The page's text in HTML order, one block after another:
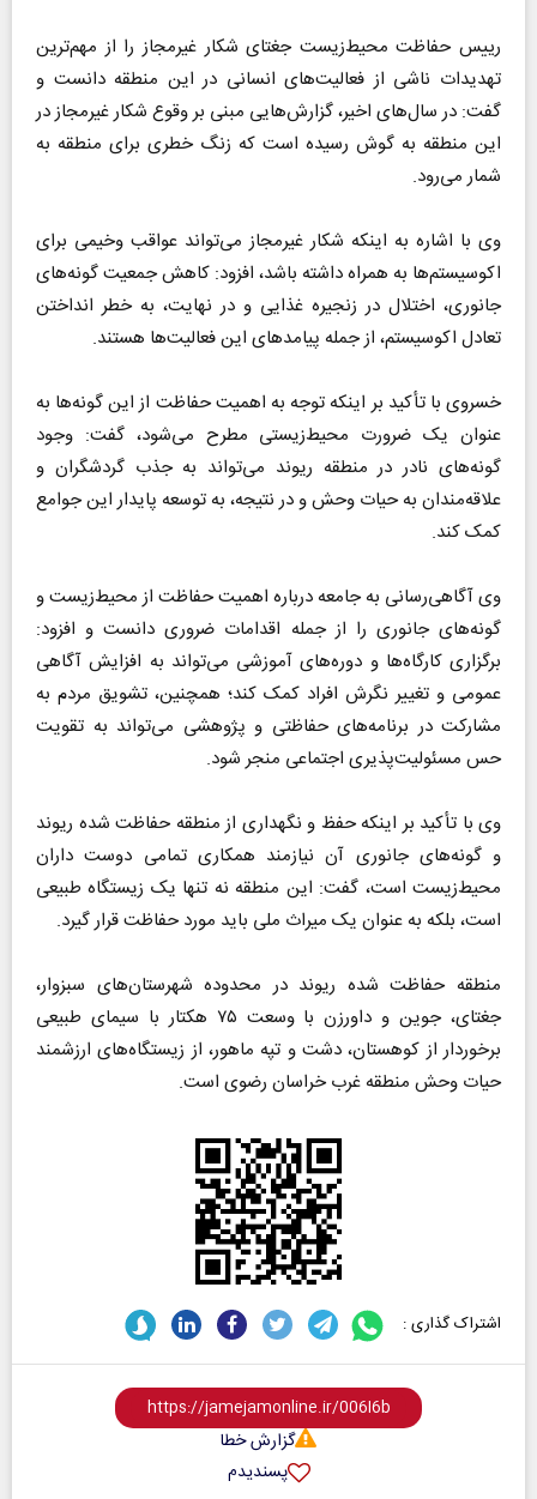
رییس حفاظت محیط‌زیست جغتای شکار غیرمجاز را از مهم‌ترین
تهدیدات ناشی از فعالیت‌های انسانی در این منطقه دانست و
گفت: در سال‌های اخیر، گزارش‌هایی مبنی بر وقوع شکار غیرمجاز در
این منطقه به گوش رسیده است که زنگ خطری برای منطقه به
شمار می‌رود.
وی با اشاره به اینکه شکار غیرمجاز می‌تواند عواقب وخیمی برای
اکوسیستم‌ها به همراه داشته باشد، افزود: کاهش جمعیت گونه‌های
جانوری، اختلال در زنجیره غذایی و در نهایت، به خطر انداختن
تعادل اکوسیستم، از جمله پیامد‌های این فعالیت‌ها هستند.
خسروی با تأکید بر اینکه توجه به اهمیت حفاظت از این گونه‌ها به
عنوان یک ضرورت محیط‌زیستی مطرح می‌شود، گفت: وجود
گونه‌های نادر در منطقه ریوند می‌تواند به جذب گردشگران و
علاقه‌مندان به حیات وحش و در نتیجه، به توسعه پایدار این جوامع
کمک کند.
وی آگاهی‌رسانی به جامعه درباره اهمیت حفاظت از محیط‌زیست و
گونه‌های جانوری را از جمله اقدامات ضروری دانست و افزود:
برگزاری کارگاه‌ها و دوره‌های آموزشی می‌تواند به افزایش آگاهی
عمومی و تغییر نگرش افراد کمک کند؛ همچنین، تشویق مردم به
مشارکت در برنامه‌های حفاظتی و پژوهشی می‌تواند به تقویت
حس مسئولیت‌پذیری اجتماعی منجر شود.
وی با تأکید بر اینکه حفظ و نگهداری از منطقه حفاظت شده ریوند
و گونه‌های جانوری آن نیازمند همکاری تمامی دوست داران
محیط‌زیست است، گفت: این منطقه نه تنها یک زیستگاه طبیعی
است، بلکه به عنوان یک میراث ملی باید مورد حفاظت قرار گیرد.
منطقه حفاظت شده ریوند در محدوده شهرستان‌های سبزوار،
جغتای، جوین و داورزن با وسعت ۷۵ هکتار با سیمای طبیعی
برخوردار از کوهستان، دشت و تپه ماهور، از زیستگاه‌های ارزشمند
حیات وحش منطقه غرب خراسان رضوی است.
اشتراک گذاری :
گزارش خطا
پسندیدم